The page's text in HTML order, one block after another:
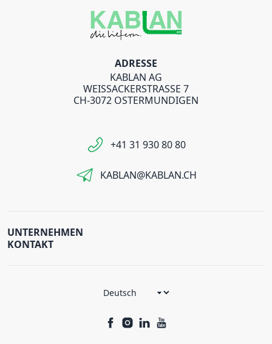
ADRESSE
KABLAN AG
WEISSACKERSTRASSE 7
CH-3072 OSTERMUNDIGEN
+41 31 930 80 80
KABLAN@KABLAN.CH
UNTERNEHMEN
KONTAKT